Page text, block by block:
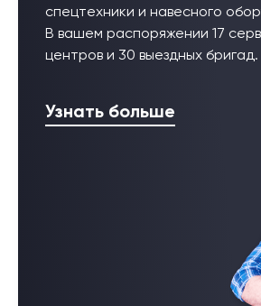
спецтехники и навесного
В вашем распоряжении 17
центров и 30 выездных бригад.
Узнать больше